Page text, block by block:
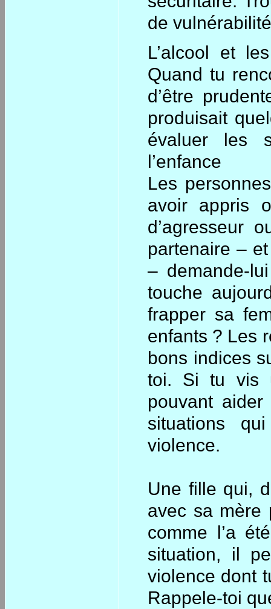
de
L’alcool et
Quand tu
d’être
produisait
évaluer les
l’enfance
Les
avoir appris
d’agresseur
partenaire –
– demande-
touche
frapper sa
enfants ? Les
bons indices
toi. Si tu vis
pouvant
situations
violence.
Une fille qui,
avec sa mère
comme l’a
situation, il
violence dont
Rappele-toi